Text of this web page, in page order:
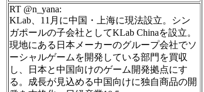
RT @n_yana:
KLab、11月に中国・上海に現法設立。シン
ガポールの子会社としてKLab Chinaを設立。
現地にある日本メーカーのグループ会社でソ
ーシャルゲームを開発している部門を買収
し、日本と中国向けのゲーム開発拠点にす
る。成長が見込める中国向けに独自商品の開